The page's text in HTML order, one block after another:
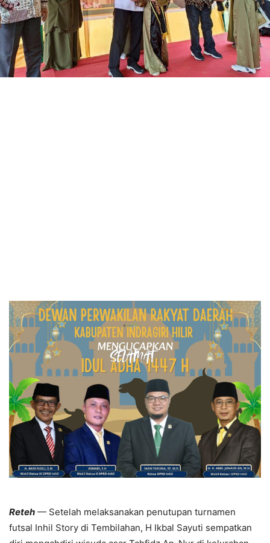
Reteh — Setelah melaksanakan penutupan turnamen
futsal Inhil Story di Tembilahan, H Ikbal Sayuti sempatkan